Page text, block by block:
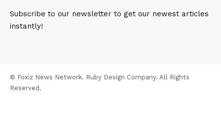
Subscribe to our newsletter to get our newest articles
instantly!
© Foxiz News Network. Ruby Design Company. All Rights
Reserved.